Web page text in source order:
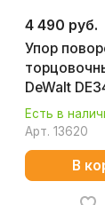
4 490 руб.
Упор
DeWalt
Есть в
Арт. 13620
В